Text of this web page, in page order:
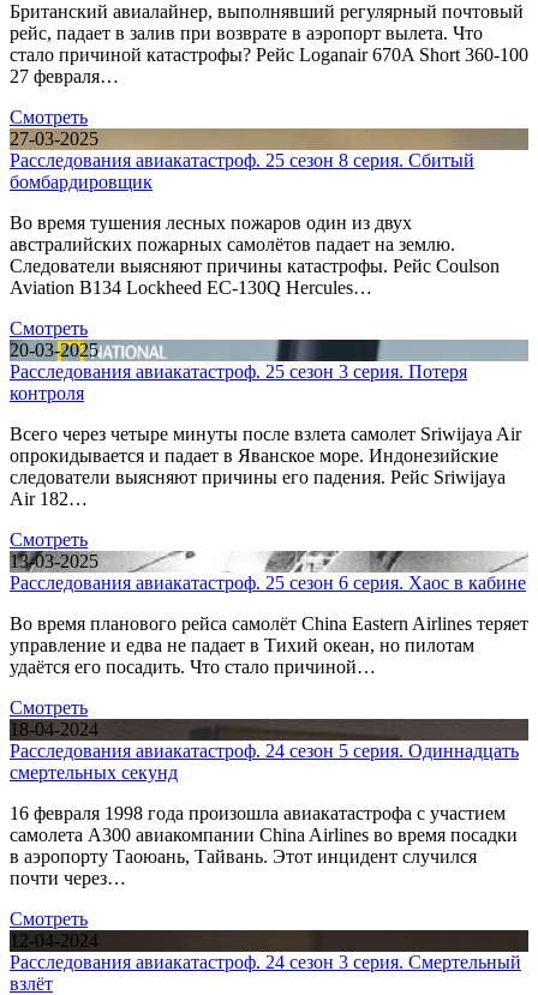
Британский авиалайнер, выполнявший регулярный почтовый
рейс, падает в залив при возврате в аэропорт вылета. Что
стало причиной катастрофы? Рейс Loganair 670A Short 360-100
27 февраля…
Смотреть
27-03-2025
Расследования авиакатастроф. 25 сезон 8 серия. Сбитый
бомбардировщик
Во время тушения лесных пожаров один из двух
австралийских пожарных самолётов падает на землю.
Следователи выясняют причины катастрофы. Рейс Coulson
Aviation B134 Lockheed EC-130Q Hercules…
Смотреть
20-03-2025
Расследования авиакатастроф. 25 сезон 3 серия. Потеря
контроля
Всего через четыре минуты после взлета самолет Sriwijaya Air
опрокидывается и падает в Яванское море. Индонезийские
следователи выясняют причины его падения. Рейс Sriwijaya
Air 182…
Смотреть
13-03-2025
Расследования авиакатастроф. 25 сезон 6 серия. Хаос в кабине
Во время планового рейса самолёт China Eastern Airlines теряет
управление и едва не падает в Тихий океан, но пилотам
удаётся его посадить. Что стало причиной…
Смотреть
18-04-2024
Расследования авиакатастроф. 24 сезон 5 серия. Одиннадцать
смертельных секунд
16 февраля 1998 года произошла авиакатастрофа с участием
самолета A300 авиакомпании China Airlines во время посадки
в аэропорту Таоюань, Тайвань. Этот инцидент случился
почти через…
Смотреть
12-04-2024
Расследования авиакатастроф. 24 сезон 3 серия. Смертельный
взлёт